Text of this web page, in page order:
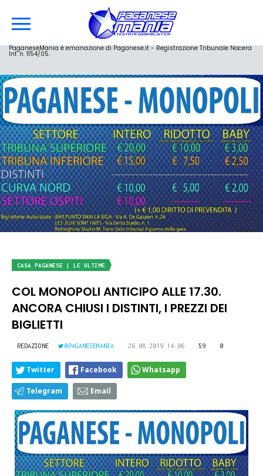
PaganeseMania è emanazione di Paganese.it - Registrazione Tribunale Nocera
Inf. n. 1154/05.
CASA PAGANESE | LE ULTIME
COL MONOPOLI ANTICIPO ALLE 17.30.
ANCORA CHIUSI I DISTINTI, I PREZZI DEI
BIGLIETTI
REDAZIONE @PAGANESEMANIA 26.08.2019 14:06 59 0
Twitter Facebook Whatsapp
Telegram Email